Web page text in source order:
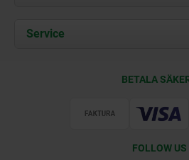
Kontakt
Documents
Service
BETALA
FOLLOW US